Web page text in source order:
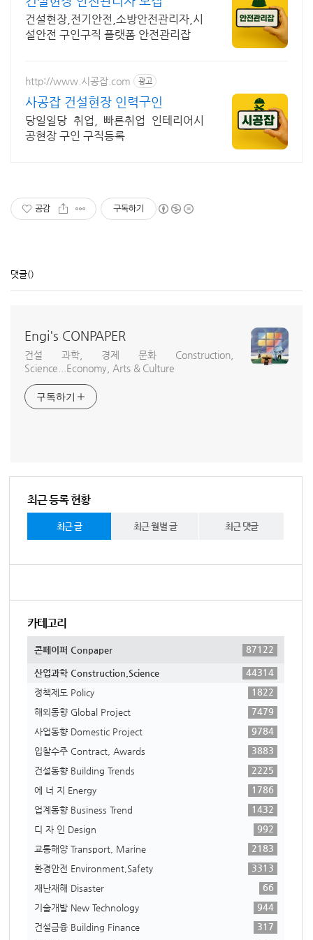
건설현장,전기안전,소방안전관리자,시
설안전 구인구직 플랫폼 안전관리잡
http://www.시공잡.com 광고
사공잡 건설현장 인력구인
당일일당 취업, 빠른취업 인테리어시
공현장 구인 구직등록
공감 구독하기
댓글()
Engi's CONPAPER
건설 과학, 경제 문화 Construction,
Science...Economy, Arts & Culture
구독하기
최근 등록 현황
최근 글 최근 월별 글 최근 댓글
카테고리
콘페이퍼 Conpaper 87122
산업과학 Construction,Science
44314
정책제도 Policy
1822
해외동향 Global Project
7479
사업동향 Domestic Project
9784
입찰수주 Contract, Awards
3883
건설동향 Building Trends
2225
에 너 지 Energy
1786
업계동향 Business Trend
1432
디 자 인 Design
992
교통해양 Transport, Marine
2183
환경안전 Environment,Safety
3313
재난재해 Disaster
66
기술개발 New Technology
944
건설금융 Building Finance
317